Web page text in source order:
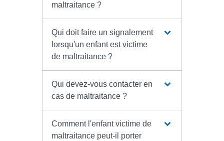
maltraitance ?
Qui doit faire un signalement
lorsqu'un enfant est victime
de maltraitance ?
Qui devez-vous contacter en
cas de maltraitance ?
Comment l'enfant victime de
maltraitance peut-il porter